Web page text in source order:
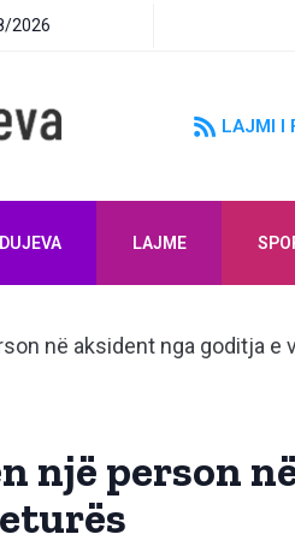
2026
LAJMI I
LAJME
një person